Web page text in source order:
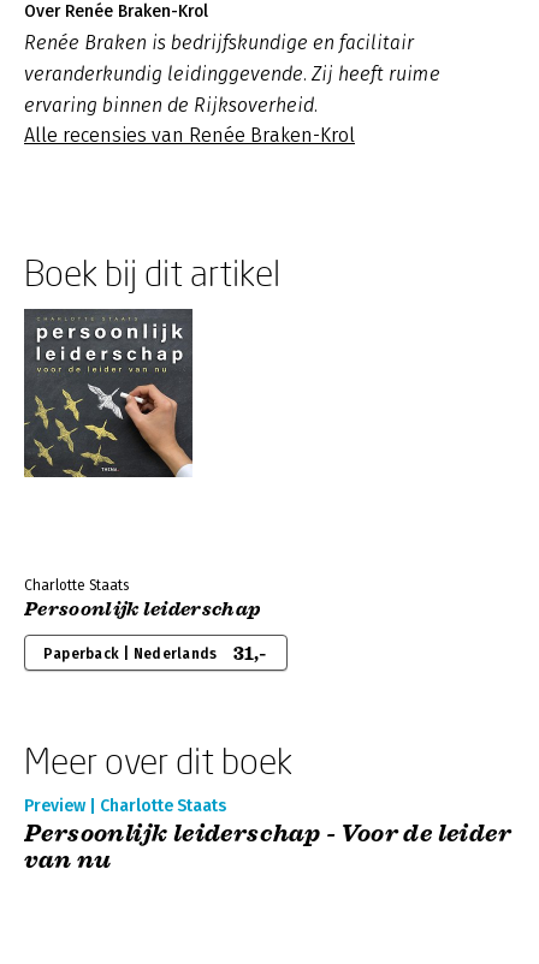
Over Renée Braken-Krol
Renée Braken is bedrijfskundige en facilitair
veranderkundig leidinggevende. Zij heeft ruime
ervaring binnen de Rijksoverheid.
Alle recensies van Renée Braken-Krol
Boek bij dit artikel
Charlotte Staats
Persoonlijk leiderschap
Paperback | Nederlands 31,-
Meer over dit boek
Preview | Charlotte Staats
Persoonlijk leiderschap - Voor de leider
van nu